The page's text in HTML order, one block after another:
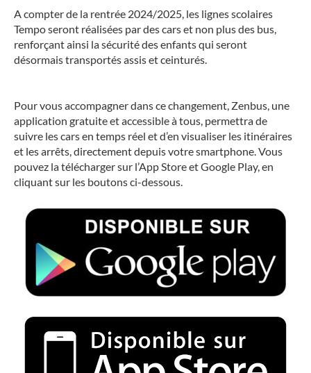
A compter de la rentrée 2024/2025, les lignes scolaires
Tempo seront réalisées par des cars et non plus des bus,
renforçant ainsi la sécurité des enfants qui seront
désormais transportés assis et ceinturés.
Pour vous accompagner dans ce changement, Zenbus, une
application gratuite et accessible à tous, permettra de
suivre les cars en temps réel et d’en visualiser les itinéraires
et les arrêts, directement depuis votre smartphone. Vous
pouvez la télécharger sur l’App Store et Google Play, en
cliquant sur les boutons ci-dessous.